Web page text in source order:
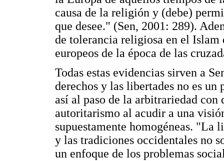
causa de la religión y (debe)
que desee." (Sen, 2001: 289).
de tolerancia religiosa en el Islam
europeos de la época de las
Todas estas evidencias sirven a
derechos y las libertades no es
así al paso de la arbitrariedad con
autoritarismo al acudir a una
supuestamente homogéneas. "La
y las tradiciones occidentales no
un enfoque de los problemas